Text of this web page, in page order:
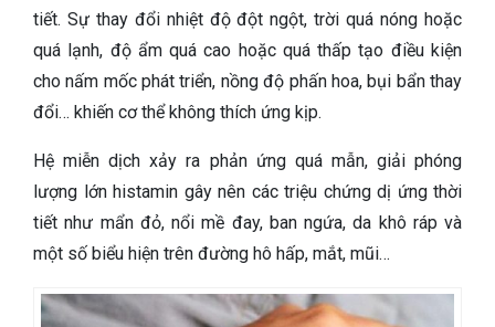
tiết. Sự thay đổi nhiệt độ đột ngột, trời quá nóng hoặc
quá lạnh, độ ẩm quá cao hoặc quá thấp tạo điều kiện
cho nấm mốc phát triển, nồng độ phấn hoa, bụi bẩn thay
đổi… khiến cơ thể không thích ứng kịp.
Hệ miễn dịch xảy ra phản ứng quá mẫn, giải phóng
lượng lớn histamin gây nên các triệu chứng dị ứng thời
tiết như mẩn đỏ, nổi mề đay, ban ngứa, da khô ráp và
một số biểu hiện trên đường hô hấp, mắt, mũi…